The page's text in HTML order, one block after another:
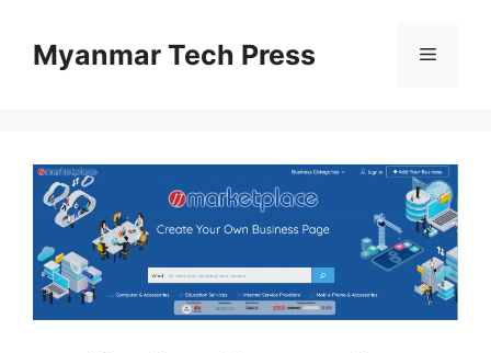
contentMyanmar Tech Press Menu